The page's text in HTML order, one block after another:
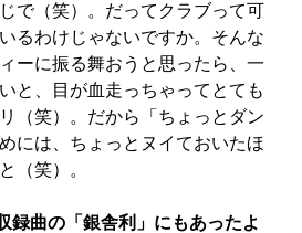
で（笑）。だってクラブって可
るわけじゃないですか。そんな
ーに振る舞おうと思ったら、一
と、目が血走っちゃってとても
（笑）。だから「ちょっとダン
には、ちょっとヌイておいたほ
（笑）。
曲の「銀舎利」にもあったよ